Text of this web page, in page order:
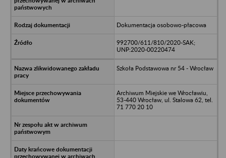
Dokumentacja osobowo-płacowa
992700/611/810/2020-SAK;
UNP:2020-00220474
Szkoła Podstawowa nr 54 - Wrocław
Archiwum Miejskie we Wrocławiu,
53-440 Wrocław, ul. Stalowa 62, tel.
71 770 20 10